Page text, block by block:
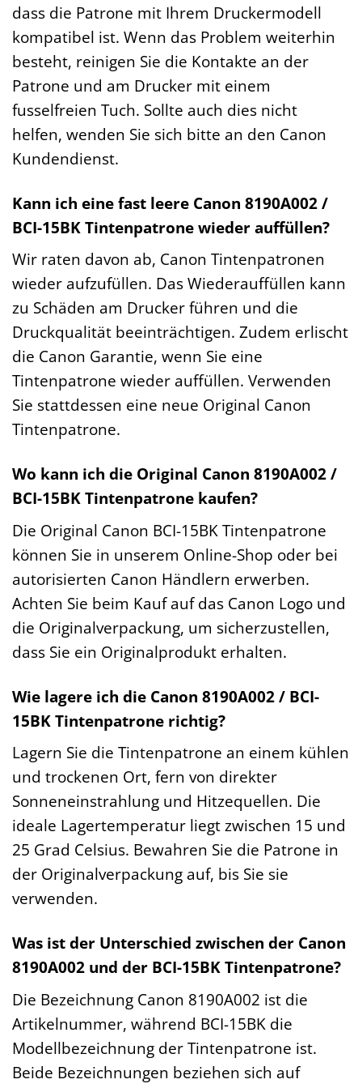
dass die Patrone mit Ihrem Druckermodell
kompatibel ist. Wenn das Problem weiterhin
besteht, reinigen Sie die Kontakte an der
Patrone und am Drucker mit einem
fusselfreien Tuch. Sollte auch dies nicht
helfen, wenden Sie sich bitte an den Canon
Kundendienst.
Kann ich eine fast leere Canon 8190A002 /
BCI-15BK Tintenpatrone wieder auffüllen?
Wir raten davon ab, Canon Tintenpatronen
wieder aufzufüllen. Das Wiederauffüllen kann
zu Schäden am Drucker führen und die
Druckqualität beeinträchtigen. Zudem erlischt
die Canon Garantie, wenn Sie eine
Tintenpatrone wieder auffüllen. Verwenden
Sie stattdessen eine neue Original Canon
Tintenpatrone.
Wo kann ich die Original Canon 8190A002 /
BCI-15BK Tintenpatrone kaufen?
Die Original Canon BCI-15BK Tintenpatrone
können Sie in unserem Online-Shop oder bei
autorisierten Canon Händlern erwerben.
Achten Sie beim Kauf auf das Canon Logo und
die Originalverpackung, um sicherzustellen,
dass Sie ein Originalprodukt erhalten.
Wie lagere ich die Canon 8190A002 / BCI-
15BK Tintenpatrone richtig?
Lagern Sie die Tintenpatrone an einem kühlen
und trockenen Ort, fern von direkter
Sonneneinstrahlung und Hitzequellen. Die
ideale Lagertemperatur liegt zwischen 15 und
25 Grad Celsius. Bewahren Sie die Patrone in
der Originalverpackung auf, bis Sie sie
verwenden.
Was ist der Unterschied zwischen der Canon
8190A002 und der BCI-15BK Tintenpatrone?
Die Bezeichnung Canon 8190A002 ist die
Artikelnummer, während BCI-15BK die
Modellbezeichnung der Tintenpatrone ist.
Beide Bezeichnungen beziehen sich auf